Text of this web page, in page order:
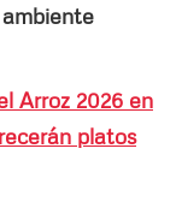
Arroz 2026 en
platos